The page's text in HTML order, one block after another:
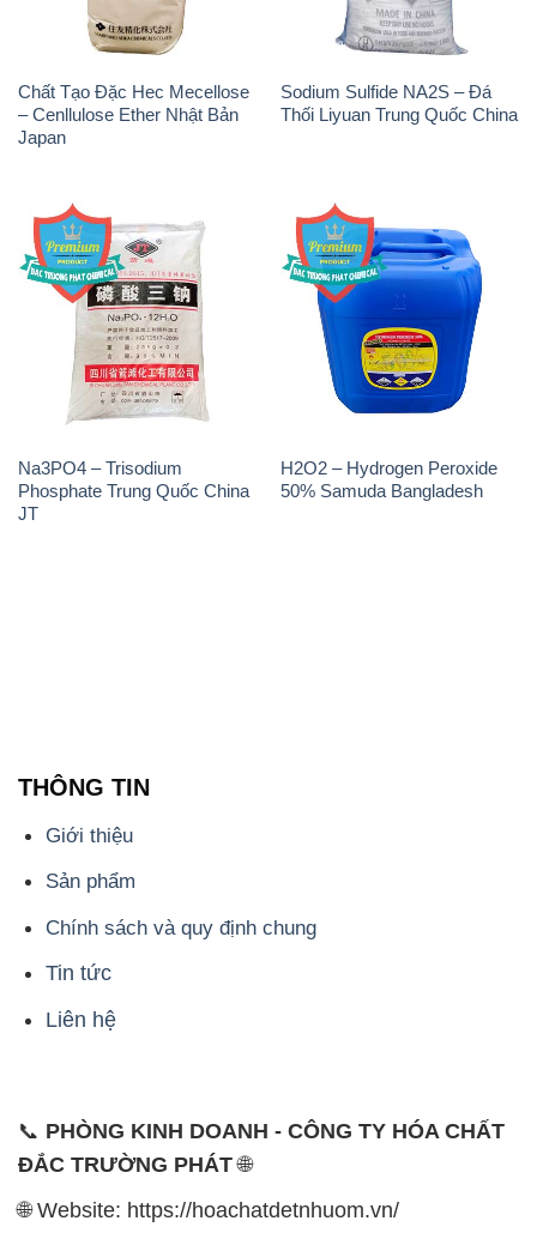
Chất Tạo Đặc Hec Mecellose
– Cenllulose Ether Nhật Bản
Japan
Sodium Sulfide NA2S – Đá
Thối Liyuan Trung Quốc China
Na3PO4 – Trisodium
Phosphate Trung Quốc China
JT
H2O2 – Hydrogen Peroxide
50% Samuda Bangladesh
THÔNG TIN
Giới thiệu
Sản phẩm
Chính sách và quy định chung
Tin tức
Liên hệ
📞 PHÒNG KINH DOANH - CÔNG TY HÓA CHẤT
ĐẮC TRƯỜNG PHÁT🌐
🌐 Website: https://hoachatdetnhuom.vn/